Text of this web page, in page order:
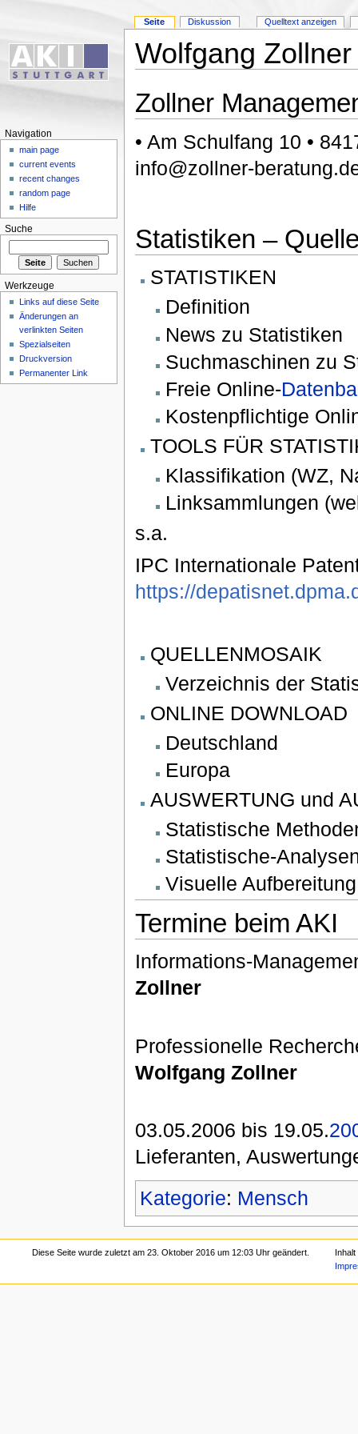
Wolfgang Zollner
Zollner
• Am Schulfang 10 •
info@zollner-
Statistiken –
STATISTIKEN
Definition
News zu Statistiken
Suchmaschinen zu
Freie Online-
Kostenpflichtige
TOOLS FÜR
Klassifikation (WZ,
Linksammlungen
s.a.
IPC Internationale
https://
QUELLENMOSAIK
Verzeichnis der
ONLINE DOWNLOAD
Deutschland
Europa
AUSWERTUNG und
Statistische
Statistische-
Visuelle Aufbereitung
Termine beim AKI
Informations-
Zollner
Professionelle
Wolfgang Zollner
03.05.2006 bis 19.05.
Lieferanten,
Kategorie: Mensch
Seite Diskussion Quelltext anzeigen
Navigation
main page
current events
recent changes
random page
Hilfe
Suche
Werkzeuge
Links auf diese Seite
Änderungen an
verlinkten Seiten
Spezialseiten
Druckversion
Permanenter Link
Diese Seite wurde zuletzt am 23. Oktober 2016 um 12:03 Uhr geändert.